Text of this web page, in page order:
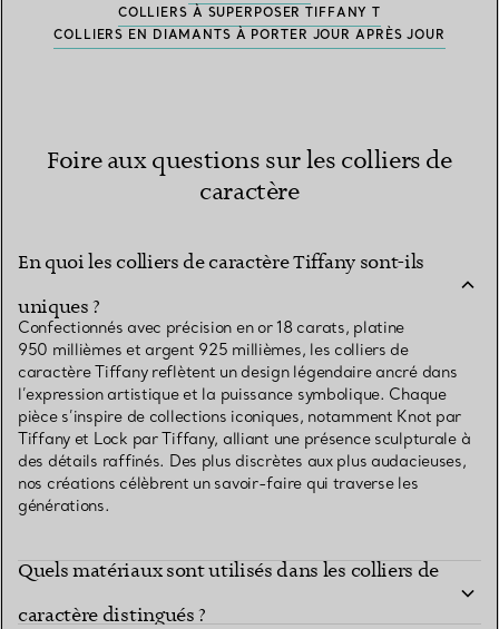
COLLIERS À SUPERPOSER TIFFANY T
COLLIERS EN DIAMANTS À PORTER JOUR APRÈS JOUR
Foire aux questions sur les colliers de
caractère
En quoi les colliers de caractère Tiffany sont-ils
uniques ?
Confectionnés avec précision en or 18 carats, platine
950 millièmes et argent 925 millièmes, les colliers de
caractère Tiffany reflètent un design légendaire ancré dans
l’expression artistique et la puissance symbolique. Chaque
pièce s’inspire de collections iconiques, notamment Knot par
Tiffany et Lock par Tiffany, alliant une présence sculpturale à
des détails raffinés. Des plus discrètes aux plus audacieuses,
nos créations célèbrent un savoir-faire qui traverse les
générations.
Quels matériaux sont utilisés dans les colliers de
caractère distingués ?
Quelles collections de colliers Tiffany